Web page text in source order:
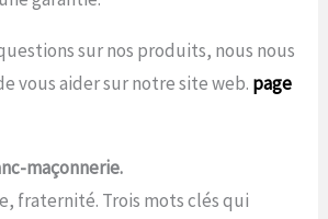
sur nos produits, nous nous
vous aider sur notre site web. page
maçonnerie.
fraternité. Trois mots clés qui